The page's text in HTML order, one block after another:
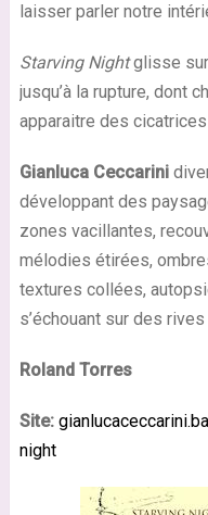
laisser parler notre
Starving Nightglisse
jusqu’à la rupture, dont
apparaitre des
Gianluca Ceccarini
développant des
zones vacillantes,
mélodies étirées,
textures collées,
s’échouant sur des
Roland Torres
Site:
night